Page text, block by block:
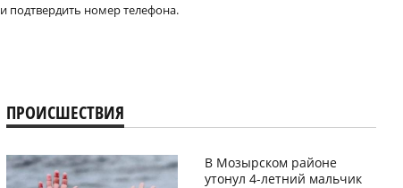
и подтвердить номер телефона.
ПРОИСШЕСТВИЯ
В Мозырском районе
утонул 4-летний мальчик